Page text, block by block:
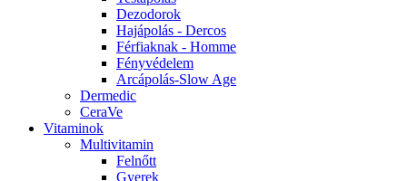
Dezodorok
Hajápolás - Dercos
Férfiaknak - Homme
Fényvédelem
Arcápolás-Slow Age
Dermedic
CeraVe
Vitaminok
Multivitamin
Felnőtt
Gyerek